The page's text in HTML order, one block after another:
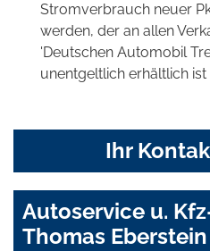
Stromverbrauch neuer
werden, der an allen
'Deutschen Automobil
unentgeltlich erhältlich
Ihr
Autoservice u.
Thomas Eberstein